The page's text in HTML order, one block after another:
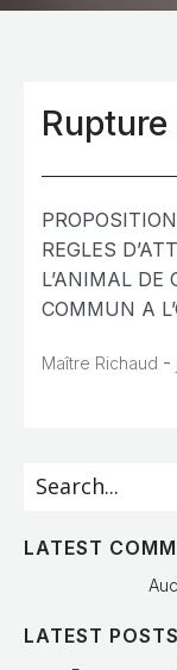
REGLES
L’ANIMAL DE
COMMUN A
Maître Richaud -
LATEST
LATEST POSTS